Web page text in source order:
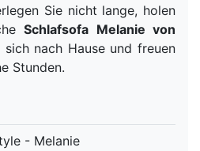
Sie nicht lange, holen
Schlafsofa Melanie von
sich nach Hause und freuen
Stunden.
- Melanie